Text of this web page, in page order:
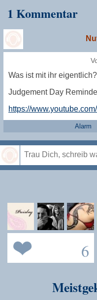
1 Kommentar
Was ist mit ihr eigentlich?
Judgement Day
https://
Alarm
6